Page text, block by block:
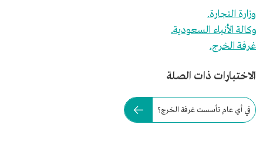
وزارة التجارة.
وكالة الأنباء السعودية.
غرفة الخرج.
الاختبارات ذات الصلة
في أي عام تأسست غرفة الخرج؟